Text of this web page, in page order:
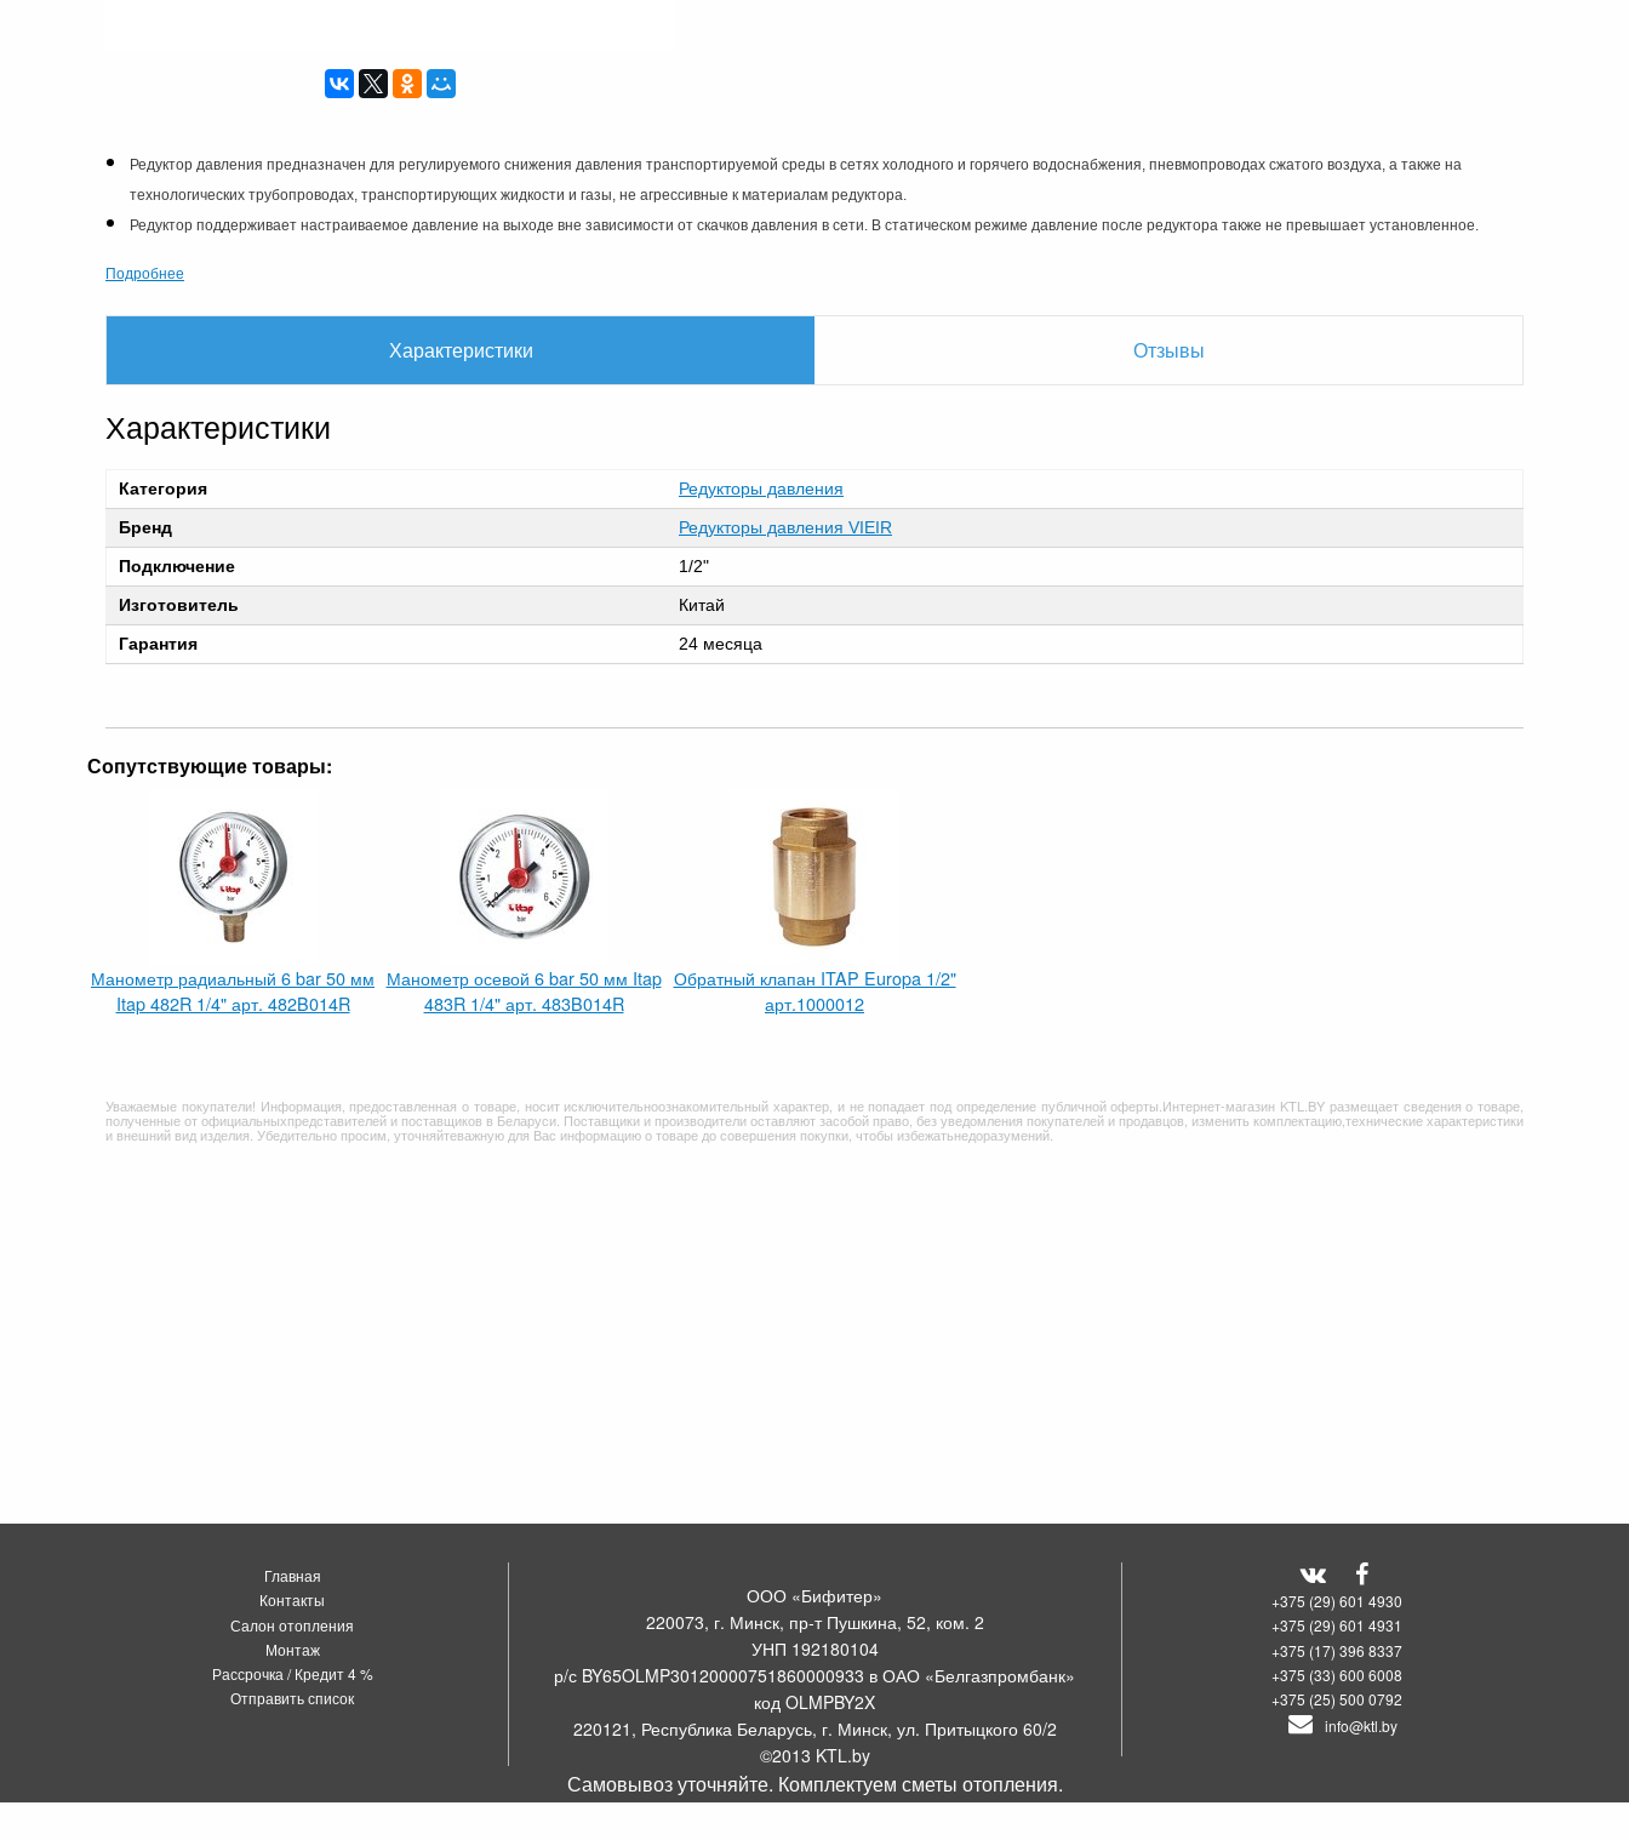
Редуктор давления предназначен для регулируемого снижения давления транспортируемой среды в сетях холодного и горячего водоснабжения, пневмопроводах сжатого воздуха, а также на
технологических трубопроводах, транспортирующих жидкости и газы, не агрессивные к материалам редуктора.
Редуктор поддерживает настраиваемое давление на выходе вне зависимости от скачков давления в сети. В статическом режиме давление после редуктора также не превышает установленное.
Подробнее
Характеристики Отзывы
Характеристики
Категория
Редукторы давления
Бренд
Редукторы давления VIEIR
Подключение
1/2"
Изготовитель
Китай
Гарантия
24 месяца
Сопутствующие товары:
Манометр радиальный 6 bar 50 мм
Itap 482R 1/4" арт. 482B014R
Манометр осевой 6 bar 50 мм Itap
483R 1/4" арт. 483B014R
Обратный клапан ITAP Europa 1/2"
арт.1000012
Уважаемые покупатели! Информация, предоставленная о товаре, носит исключительноознакомительный характер, и не попадает под определение публичной оферты.Интернет-магазин KTL.BY размещает сведения о товаре,
полученные от официальныхпредставителей и поставщиков в Беларуси. Поставщики и производители оставляют засобой право, без уведомления покупателей и продавцов, изменить комплектацию,технические характеристики
и внешний вид изделия. Убедительно просим, уточняйтеважную для Вас информацию о товаре до совершения покупки, чтобы избежатьнедоразумений.
Главная
Контакты
Салон отопления
Монтаж
Рассрочка / Кредит 4 %
Отправить список
ООО «Бифитер»
220073, г. Минск, пр-т Пушкина, 52, ком. 2
УНП 192180104
р/с BY65OLMP30120000751860000933 в ОАО «Белгазпромбанк»
код OLMPBY2X
220121, Республика Беларусь, г. Минск, ул. Притыцкого 60/2
©2013 KTL.by
Пн-Пт:10:05-17:30Сб:11:00-13:00
+375 (29) 601 4930
+375 (29) 601 4931
+375 (17) 396 8337
+375 (33) 600 6008
+375 (25) 500 0792
info@ktl.by
Самовывоз уточняйте. Комплектуем сметы отопления.